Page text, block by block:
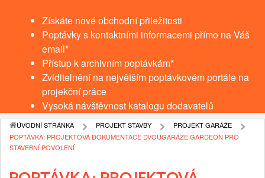
Získáte nové obchodní přiležitosti
Poptávky s kontaktními informacemi přímo na Váš
email*
Přístup k archivním poptávkám*
Zviditelnění na největším poptávkovém portále na
projekční práce
Vysoká návštěvnost katalogu dodavatelů
ÚVODNÍ STRÁNKA PROJEKT STAVBY
PROJEKT GARÁŽE
POPTÁVKA: PROJEKTOVÁ DOKUMENTACE DVOUGARÁŽE GARDEON PRO
STAVEBNÍ POVOLENÍ